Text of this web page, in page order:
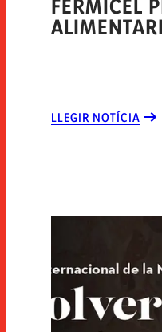
FERMICEL
LLEGIR NOTÍCIA